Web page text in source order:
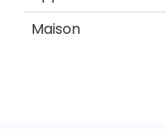
Maison